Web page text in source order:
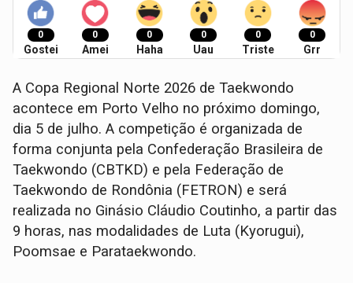
0
Gostei
0
Amei
0
Haha
0
Uau
0
Triste
0
Grr
A Copa Regional Norte 2026 de Taekwondo
acontece em Porto Velho no próximo domingo,
dia 5 de julho. A competição é organizada de
forma conjunta pela Confederação Brasileira de
Taekwondo (CBTKD) e pela Federação de
Taekwondo de Rondônia (FETRON) e será
realizada no Ginásio Cláudio Coutinho, a partir das
9 horas, nas modalidades de Luta (Kyorugui),
Poomsae e Parataekwondo.